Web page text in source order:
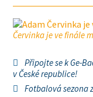
Červinka je ve finále
Připojte se k Ge-
v České republice!
Fotbalová sezona